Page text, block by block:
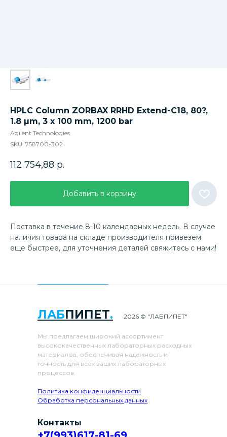
HPLC Column ZORBAX RRHD Extend-C18, 80?,
1.8 µm, 3 x 100 mm, 1200 bar
Agilent Technologies
SKU: 758700-302
112 754,88 р.
Добавить в корзину
Поставка в течение 8-10 календарных недель. В случае
наличия товара на складе производителя привезем
еще быстрее, для уточнения деталей свяжитесь с нами!
ЛАБПИПЕТ.
Мы предлагаем широкий ассортимент
высококачественных лабораторных расходных
материалов, обеспечивая надежность и
точность для всех ваших лабораторных
процессов.
Политика конфиденциальности
Обработка персональных данных
2026 © "ЛАБПИПЕТ"
Контакты